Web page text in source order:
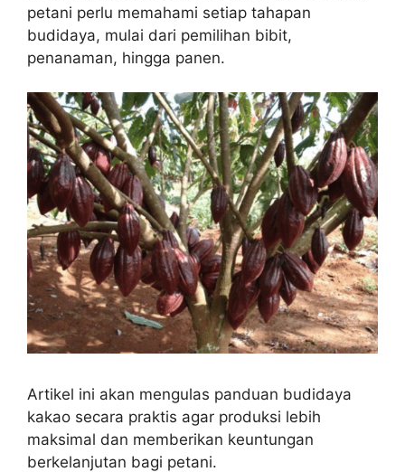
petani perlu memahami setiap tahapan
budidaya, mulai dari pemilihan bibit,
penanaman, hingga panen.
Artikel ini akan mengulas panduan budidaya
kakao secara praktis agar produksi lebih
maksimal dan memberikan keuntungan
berkelanjutan bagi petani.